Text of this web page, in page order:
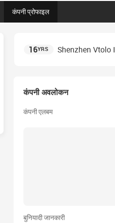
कंपनी प्रोफाइल
16YRS Shenzhen Vtolo
कंपनी अवलोकन
कंपनी एलबम
बुनियादी जानकारी